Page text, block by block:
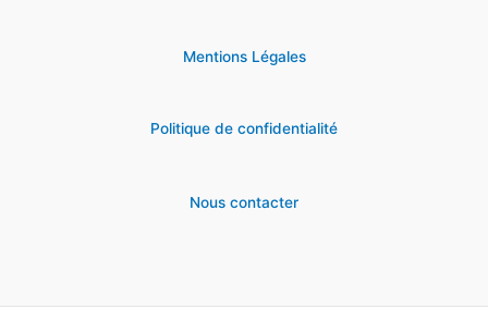
Mentions Légales
Politique de confidentialité
Nous contacter